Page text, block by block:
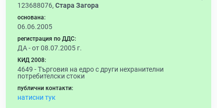
123688076, Стара Загора
основана:
06.06.2005
регистрация по ДДС:
ДА - от 08.07.2005 г.
КИД 2008:
4649 -Търговия на едро с други нехранителни
потребителски стоки
публични контакти:
натисни тук